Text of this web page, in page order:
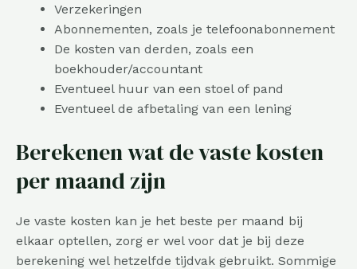
Verzekeringen
Abonnementen, zoals je telefoonabonnement
De kosten van derden, zoals een
boekhouder/accountant
Eventueel huur van een stoel of pand
Eventueel de afbetaling van een lening
Berekenen wat de vaste kosten
per maand zijn
Je vaste kosten kan je het beste per maand bij
elkaar optellen, zorg er wel voor dat je bij deze
berekening wel hetzelfde tijdvak gebruikt. Sommige